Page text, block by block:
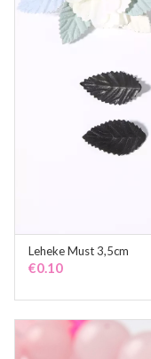
Leheke Must 3,5cm
€0.10